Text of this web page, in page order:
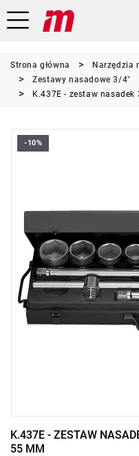
Strona główna Narzędzia
Zestawy nasadowe 3/4"
K.437E - zestaw
-10%
K.437E - ZESTAW
55 MM